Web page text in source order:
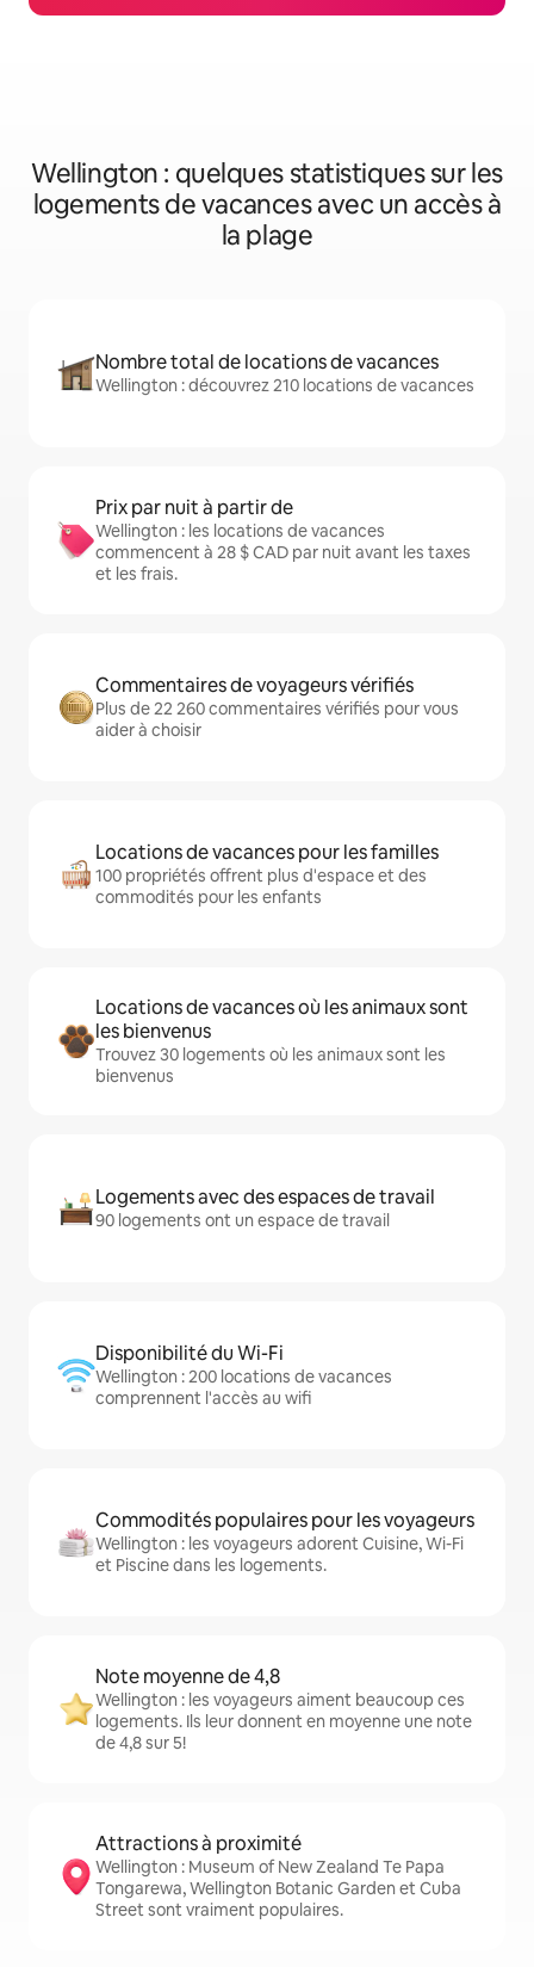
Wellington : quelques statistiques sur les
logements de vacances avec un accès à
la plage
Nombre total de locations de vacances
Wellington : découvrez 210 locations de vacances
Prix par nuit à partir de
Wellington : les locations de vacances
commencent à 28 $ CAD par nuit avant les taxes
et les frais.
Commentaires de voyageurs vérifiés
Plus de 22 260 commentaires vérifiés pour vous
aider à choisir
Locations de vacances pour les familles
100 propriétés offrent plus d'espace et des
commodités pour les enfants
Locations de vacances où les animaux sont
les bienvenus
Trouvez 30 logements où les animaux sont les
bienvenus
Logements avec des espaces de travail
90 logements ont un espace de travail
Disponibilité du Wi-Fi
Wellington : 200 locations de vacances
comprennent l'accès au wifi
Commodités populaires pour les voyageurs
Wellington : les voyageurs adorent Cuisine, Wi-Fi
et Piscine dans les logements.
Note moyenne de 4,8
Wellington : les voyageurs aiment beaucoup ces
logements. Ils leur donnent en moyenne une note
de 4,8 sur 5!
Attractions à proximité
Wellington : Museum of New Zealand Te Papa
Tongarewa, Wellington Botanic Garden et Cuba
Street sont vraiment populaires.